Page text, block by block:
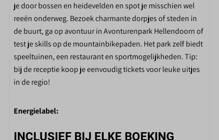
Receptie
Skelterverhuur
Speelvijver
Spellenplein
Interactieve voetbalmuur
Binnenspeeltuin
Buitenspeeltuin
Midgetgolf
je door bossen en heidevelden en spot je misschien wel
reeën onderweg. Bezoek charmante dorpjes of steden in
de buurt, ga op avontuur in Avonturenpark Hellendoorn of
test je skills op de mountainbikepaden. Het park zelf biedt
speeltuinen, een restaurant en sportmogelijkheden. Tip:
bij de receptie koop je eenvoudig tickets voor leuke uitjes
in de regio!
Energielabel:
INCLUSIEF BIJ ELKE BOEKING